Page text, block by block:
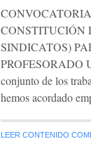
CONSTITUCIÓN
SINDICATOS)
PROFESORADO
conjunto de los
hemos acordado
LEER CONTENIDO